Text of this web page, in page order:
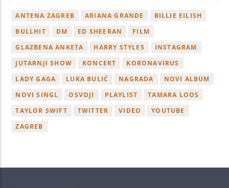
ANTENA ZAGREB ARIANA GRANDE
BILLIE EILISH
BULLHIT
DM ED SHEERAN
FILM
GLAZBENA ANKETA
HARRY STYLES
INSTAGRAM
JUTARNJI SHOW
KONCERT
KORONAVIRUS
LADY GAGA
LUKA BULIĆ NAGRADA
NOVI ALBUM
NOVI SINGL
OSVOJI PLAYLIST
TAMARA LOOS
TAYLOR SWIFT
TWITTER VIDEO
YOUTUBE
ZAGREB